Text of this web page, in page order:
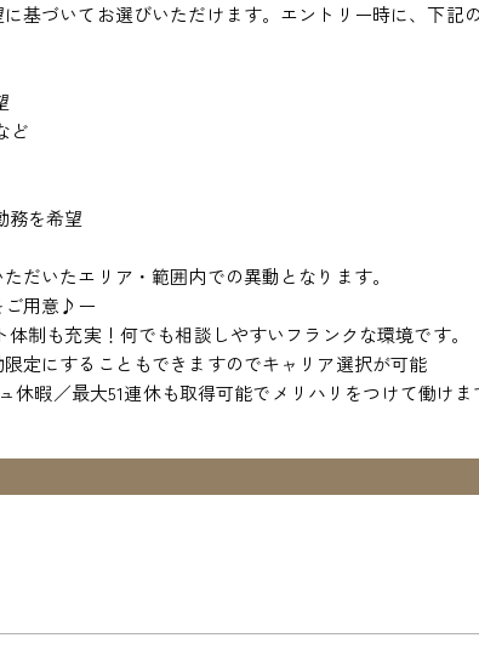
基づいてお選びいただけます。エントリー時に、下記
ど
務を希望
だいたエリア・範囲内での異動となります。
ご用意♪ー
制も充実！何でも相談しやすいフランクな環境です。
定にすることもできますのでキャリア選択が可能
休暇／最大51連休も取得可能でメリハリをつけて働けま